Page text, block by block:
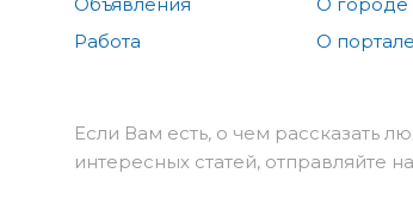
Работа
О портале
Если Вам есть, о чем рассказать
интересных статей, отправляйте